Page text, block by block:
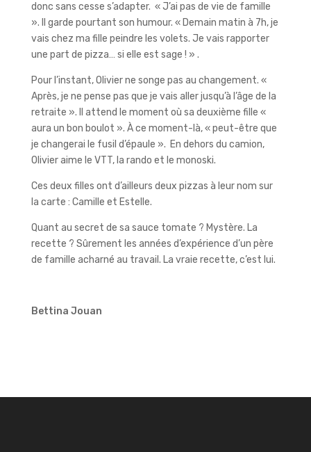
donc sans cesse s’adapter. « J’ai pas de vie de famille
». Il garde pourtant son humour. « Demain matin à 7h, je
vais chez ma fille peindre les volets. Je vais rapporter
une part de pizza… si elle est sage ! » .
Pour l’instant, Olivier ne songe pas au changement. «
Après, je ne pense pas que je vais aller jusqu’à l’âge de la
retraite ». Il attend le moment où sa deuxième fille «
aura un bon boulot ». À ce moment-là, « peut-être que
je changerai le fusil d’épaule ». En dehors du camion,
Olivier aime le VTT, la rando et le monoski.
Ces deux filles ont d’ailleurs deux pizzas à leur nom sur
la carte : Camille et Estelle.
Quant au secret de sa sauce tomate ? Mystère. La
recette ? Sûrement les années d’expérience d’un père
de famille acharné au travail. La vraie recette, c’est lui.
Bettina Jouan